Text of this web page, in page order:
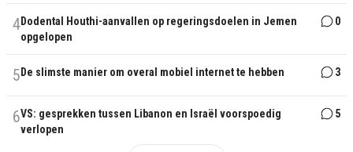
4Dodental Houthi-aanvallen op regeringsdoelen in Jemen
opgelopen
0
5 De slimste manier om overal mobiel internet te hebben 3
6VS: gesprekken tussen Libanon en Israël voorspoedig
verlopen
5